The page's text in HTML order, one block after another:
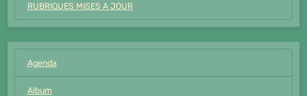
RUBRIQUES MISES A JOUR
Agenda
Album